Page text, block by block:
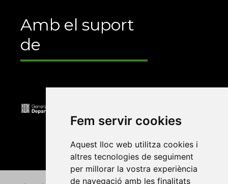
Fem servir cookies
Aquest lloc web utilitza cookies i
altres tecnologies de seguiment
per millorar la vostra experiència
de navegació amb les finalitats
Amb el suport
de